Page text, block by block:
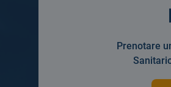
Prenotare